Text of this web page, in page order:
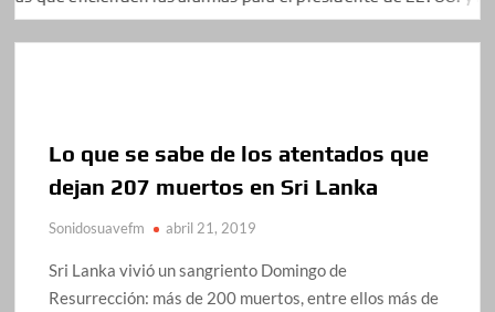
Lo que se sabe de los atentados que
dejan 207 muertos en Sri Lanka
Sonidosuavefm abril 21, 2019
Sri Lanka vivió un sangriento Domingo de
Resurrección: más de 200 muertos, entre ellos más de